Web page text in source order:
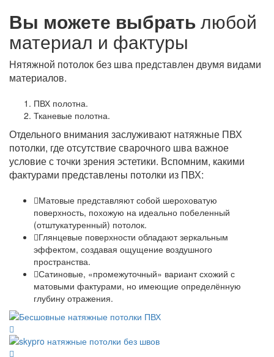
Вы можете выбратьлюбой
материал и фактуры
Нятяжной потолок без шва представлен двумя видами
материалов.
ПВХ полотна.
Тканевые полотна.
Отдельного внимания заслуживают натяжные ПВХ
потолки, где отсутствие сварочного шва важное
условие с точки зрения эстетики. Вспомним, какими
фактурами представлены потолки из ПВХ:
Матовые представляют собой шероховатую
поверхность, похожую на идеально побеленный
(отштукатуренный) потолок.
Глянцевые поверхности обладают зеркальным
эффектом, создавая ощущение воздушного
пространства.
Сатиновые, «промежуточный» вариант схожий с
матовыми фактурами, но имеющие определённую
глубину отражения.